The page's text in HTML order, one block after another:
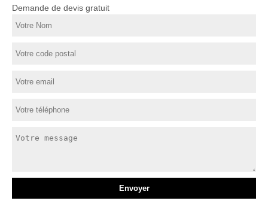
Demande de devis gratuit